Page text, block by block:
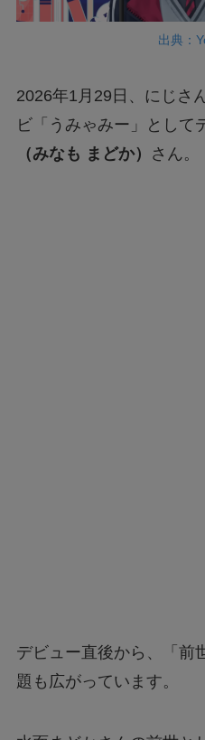
出典：
2026年1月29日、にじさ
ビ「うみゃみー」として
（みなも まどか）
さん。
デビュー直後から、「前
題も広がっています。